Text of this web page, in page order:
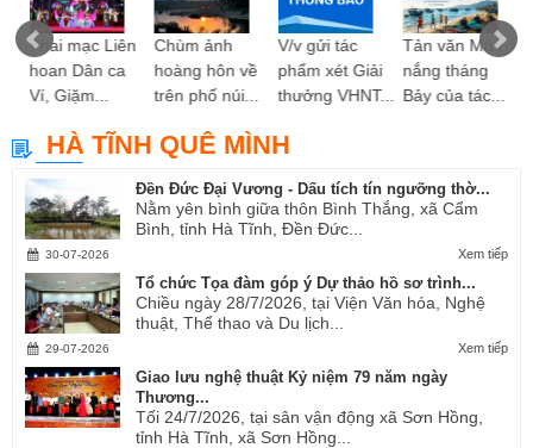
Khai mạc Liên
hoan Dân ca
Ví, Giặm...
Chùm ảnh
hoàng hôn về
trên phố núi...
V/v gửi tác
phẩm xét Giải
thưởng VHNT...
Tản văn Mùa
nắng tháng
Bảy của tác...
HÀ TĨNH QUÊ MÌNH
Đền Đức Đại Vương - Dấu tích tín ngưỡng thờ...
Nằm yên bình giữa thôn Bình Thắng, xã Cẩm
Bình, tỉnh Hà Tĩnh, Đền Đức...
Xem tiếp
30-07-2026
Tổ chức Tọa đàm góp ý Dự thảo hồ sơ trình...
Chiều ngày 28/7/2026, tại Viện Văn hóa, Nghệ
thuật, Thể thao và Du lịch...
Xem tiếp
29-07-2026
Giao lưu nghệ thuật Kỷ niệm 79 năm ngày
Thương...
Tối 24/7/2026, tại sân vận động xã Sơn Hồng,
tỉnh Hà Tĩnh, xã Sơn Hồng...